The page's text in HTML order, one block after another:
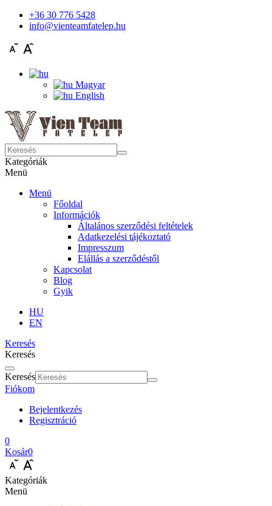
+36 30 776 5428
info@vienteamfatelep.hu
Magyar
English
Kategóriák
Menü
Menü
Főoldal
Információk
Általános szerződési feltételek
Adatkezelési tájékoztató
Impresszum
Elállás a szerződéstől
Kapcsolat
Blog
Gyik
HU
EN
Keresés
Keresés
Keresés
Fiókom
Bejelentkezés
Regisztráció
0
Kosár0
Kategóriák
Menü